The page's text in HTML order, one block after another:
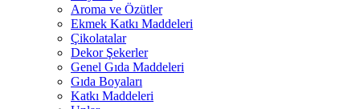
Aroma ve Özütler
Ekmek Katkı Maddeleri
Çikolatalar
Dekor Şekerler
Genel Gıda Maddeleri
Gıda Boyaları
Katkı Maddeleri